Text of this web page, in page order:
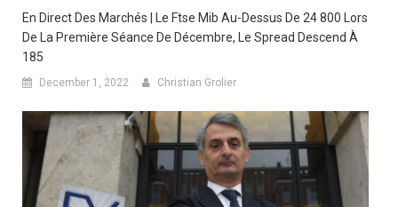
En Direct Des Marchés | Le Ftse Mib Au-Dessus De 24 800 Lors
De La Première Séance De Décembre, Le Spread Descend À
185
December 1, 2022 Christian Grolier